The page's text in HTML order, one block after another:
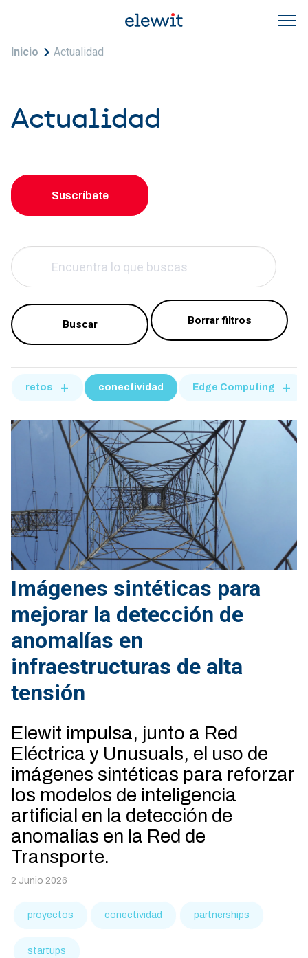
Sobrescribir enlaces de ayuda a la
Inicio Actualidad
Actualidad
Suscríbete
retos conectividad Edge Computing
Imágenes sintéticas para
mejorar la detección de
anomalías en
infraestructuras de alta
tensión
Elewit impulsa, junto a Red
Eléctrica y Unusuals, el uso de
imágenes sintéticas para reforzar
los modelos de inteligencia
artificial en la detección de
anomalías en la Red de
Transporte.
2 Junio 2026
proyectos conectividad partnerships
startups